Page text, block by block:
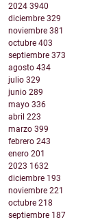
2024 3940
diciembre 329
noviembre 381
octubre 403
septiembre 373
agosto 434
julio 329
junio 289
mayo 336
abril 223
marzo 399
febrero 243
enero 201
2023 1632
diciembre 193
noviembre 221
octubre 218
septiembre 187